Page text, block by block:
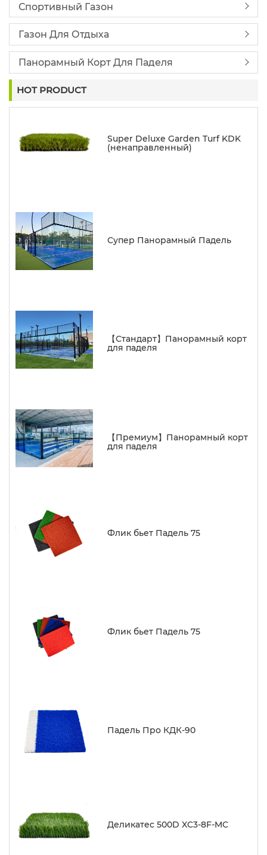
Спортивный Газон
Газон Для Отдыха
Панорамный Корт Для Паделя
HOT PRODUCT
Super Deluxe Garden Turf KDK
(ненаправленный)
Супер Панорамный Падель
【Стандарт】Панорамный корт
для паделя
【Премиум】Панорамный корт
для паделя
Флик бьет Падель 75
Флик бьет Падель 75
Падель Про КДК-90
Деликатес 500D XC3-8F-MC